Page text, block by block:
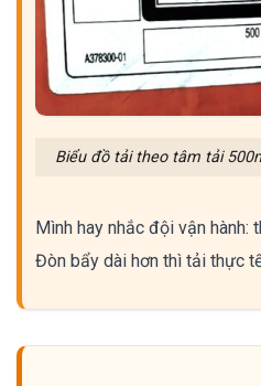
Biểu đồ tải theo tâm tải
Mình hay nhắc đội vận hành:
Đòn bẩy dài hơn thì tải thực